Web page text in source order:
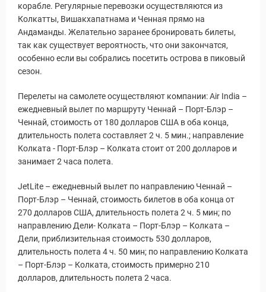
корабле. Регулярные перевозки осуществляются из
Колкатты, Вишакхапатнама и Ченная прямо на
Андаманды. Желательно заранее бронировать билеты,
так как существует вероятность, что они закончатся,
особенно если вы собрались посетить острова в пиковый
сезон.
Перелеты на самолете осуществляют компании: Air India –
ежедневный вылет по маршруту Ченнай – Порт-Блэр –
Ченнай, стоимость от 180 долларов США в оба конца,
длительность полета составляет 2 ч. 5 мин.; направление
Колката - Порт-Блэр – Колката стоит от 200 долларов и
занимает 2 часа полета.
JetLite – ежедневный вылет по направлению Ченнай –
Порт-Блэр – Ченнай, стоимость билетов в оба конца от
270 долларов США, длительность полета 2 ч. 5 мин; по
направлению Дели- Колката – Порт-Блэр – Колката –
Дели, приблизительная стоимость 530 долларов,
длительность полета 4 ч. 50 мин; по направлению Колката
– Порт-Блэр – Колката, стоимость примерно 210
долларов, длительность полета 2 часа.